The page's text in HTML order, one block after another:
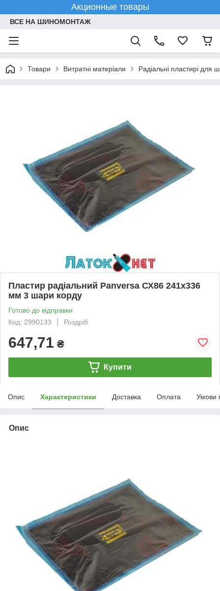
Акционные товары
ВСЕ НА ШИНОМОНТАЖ
Товари Витратні матеріали Радіальні пластирі для
Пластир радіальний Panversa СХ86 241х336
мм 3 шари корду
Готово до відправки
Код: 2990133
Роздріб
647,71 ₴
Купити
Опис Характеристики Доставка Оплата Умови
Опис